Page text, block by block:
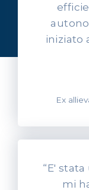
iniziato
Ex
“E'
mi